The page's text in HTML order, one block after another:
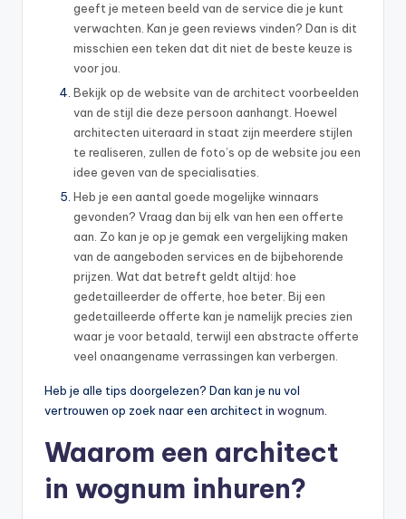
geeft je meteen beeld van de service die je kunt
verwachten. Kan je geen reviews vinden? Dan is dit
misschien een teken dat dit niet de beste keuze is
voor jou.
Bekijk op de website van de architect voorbeelden
van de stijl die deze persoon aanhangt. Hoewel
architecten uiteraard in staat zijn meerdere stijlen
te realiseren, zullen de foto’s op de website jou een
idee geven van de specialisaties.
Heb je een aantal goede mogelijke winnaars
gevonden? Vraag dan bij elk van hen een offerte
aan. Zo kan je op je gemak een vergelijking maken
van de aangeboden services en de bijbehorende
prijzen. Wat dat betreft geldt altijd: hoe
gedetailleerder de offerte, hoe beter. Bij een
gedetailleerde offerte kan je namelijk precies zien
waar je voor betaald, terwijl een abstracte offerte
veel onaangename verrassingen kan verbergen.
Heb je alle tips doorgelezen? Dan kan je nu vol
vertrouwen op zoek naar een architect in wognum.
Waarom een architect
in wognum inhuren?